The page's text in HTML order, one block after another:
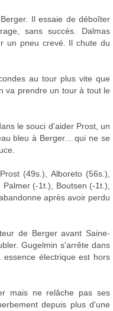
Il essaie de déboîter
sans succès. Dalmas
un pneu crevé. Il chute du
au tour plus vite que
va prendre un tour à tout le
le souci d'aider Prost, un
bleu à Berger... qui ne se
(49s.), Alboreto (56s.),
(-1t.), Boutsen (-1t.),
après avoir perdu
de Berger avant Saine-
Gugelmin s'arrête dans
électrique est hors
mais ne relâche pas ses
depuis plus d'une